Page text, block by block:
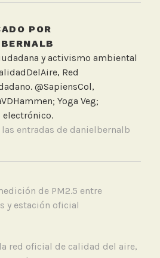
POR
y activismo ambiental
Red
@SapiensCol,
Yoga Veg;
electrónico.
las entradas de danielbernalb
de PM2.5 entre
y estación oficial
red oficial de calidad del aire,